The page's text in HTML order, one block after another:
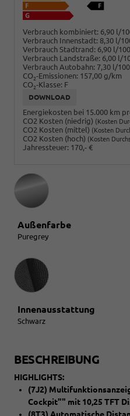
Verbrauch kombiniert: 6,90 l/
Verbrauch Innenstadt: 8,30 l/
Verbrauch Stadtrand: 6,90 l/
Verbrauch Landstraße: 6,00 l/
Verbrauch Autobahn: 7,30 l/
CO2-Emissionen: 157,00 g/km
CO2-Klasse: F
DOWNLOAD
Energiekosten bei 15.000 km
CO2 Kosten (niedrig) (Kosten
CO2 Kosten (mittel) (Kosten
CO2 Kosten (hoch) (Kosten
Jahressteuer: 170,- €
Außenfarbe
Puregrey
Innenausstattung
Innenausstattung
Schwarz
BESCHREIBUNG
HIGHLIGHTS:
(7J2)
Cockpit"" mit 10,25 TFT